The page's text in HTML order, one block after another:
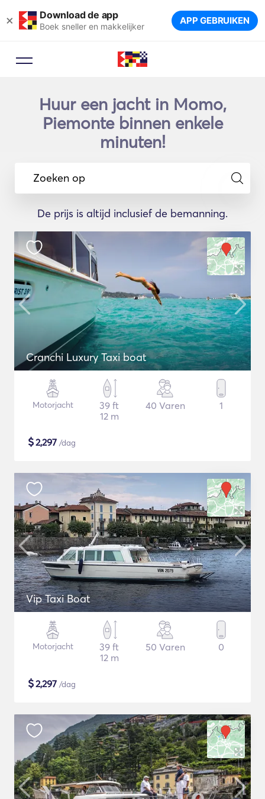
× Download de app
Boek sneller en makkelijker APP GEBRUIKEN
Huur een jacht in Momo,
Piemonte binnen enkele
minuten!
Zoeken op
De prijs is altijd inclusief de bemanning.
Cranchi Luxury Taxi boat
Motorjacht
39 ft
12 m
40 Varen 1
$2,297 /dag
Vip Taxi Boat
Motorjacht
39 ft
12 m
50 Varen 0
$2,297 /dag